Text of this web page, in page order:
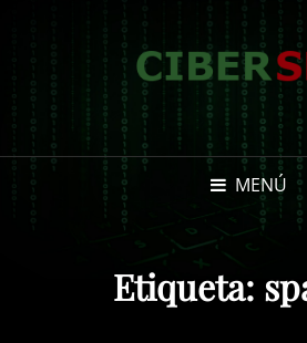
MENÚ
Etiqueta: